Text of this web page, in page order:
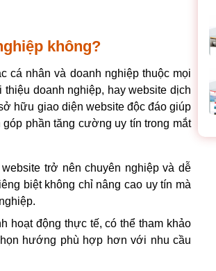
không?
cá nhân và doanh nghiệp thuộc mọi
doanh nghiệp, hay website dịch
hữu giao diện website độc đáo giúp
phần tăng cường uy tín trong mắt
trở nên chuyên nghiệp và dễ
biệt không chỉ nâng cao uy tín mà
hoạt động thực tế, có thể tham khảo
hướng phù hợp hơn với nhu cầu